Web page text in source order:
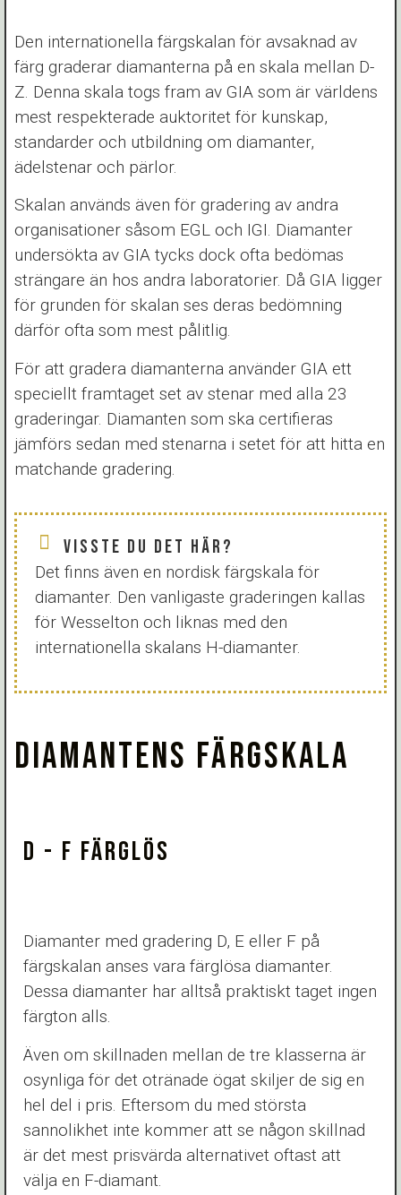
Den internationella färgskalan för avsaknad av
färg graderar diamanterna på en skala mellan D-
Z. Denna skala togs fram av GIA som är världens
mest respekterade auktoritet för kunskap,
standarder och utbildning om diamanter,
ädelstenar och pärlor.
Skalan används även för gradering av andra
organisationer såsom EGL och IGI. Diamanter
undersökta av GIA tycks dock ofta bedömas
strängare än hos andra laboratorier. Då GIA ligger
för grunden för skalan ses deras bedömning
därför ofta som mest pålitlig.
För att gradera diamanterna använder GIA ett
speciellt framtaget set av stenar med alla 23
graderingar. Diamanten som ska certifieras
jämförs sedan med stenarna i setet för att hitta en
matchande gradering.
VISSTE DU DET HÄR?
Det finns även en nordisk färgskala för
diamanter. Den vanligaste graderingen kallas
för Wesselton och liknas med den
internationella skalans H-diamanter.
DIAMANTENS FÄRGSKALA
D - F FÄRGLÖS
Diamanter med gradering D, E eller F på
färgskalan anses vara färglösa diamanter.
Dessa diamanter har alltså praktiskt taget ingen
färgton alls.
Även om skillnaden mellan de tre klasserna är
osynliga för det otränade ögat skiljer de sig en
hel del i pris. Eftersom du med största
sannolikhet inte kommer att se någon skillnad
är det mest prisvärda alternativet oftast att
välja en F-diamant.